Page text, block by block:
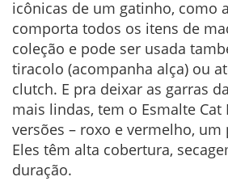
icônicas de um gatinho, como
comporta todos os itens de
coleção e pode ser usada
tiracolo (acompanha alça) ou
clutch. E pra deixar as garras
mais lindas, tem o Esmalte Cat
versões – roxo e vermelho, um
Eles têm alta cobertura,
duração.